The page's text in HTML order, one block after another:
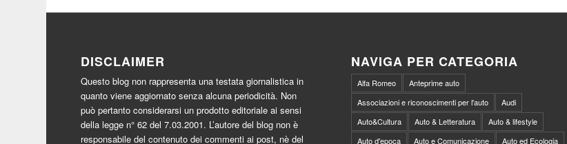
DISCLAIMER
Questo blog non rappresenta una testata giornalistica in
quanto viene aggiornato senza alcuna periodicità. Non
può pertanto considerarsi un prodotto editoriale ai sensi
della legge n° 62 del 7.03.2001. L’autore del blog non è
responsabile del contenuto dei commenti ai post, nè del
NAVIGA PER CATEGORIA
Alfa Romeo
Anteprime auto
Associazioni e riconoscimenti per l'auto
Audi
Auto&Cultura
Auto & Letteratura
Auto & lifestyle
Auto d'epoca
Auto e Comunicazione
Auto ed Ecologia